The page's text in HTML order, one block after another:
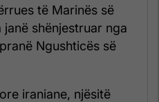
të Marinës së
shënjestruar nga
Ngushticës së
iraniane, njësitë